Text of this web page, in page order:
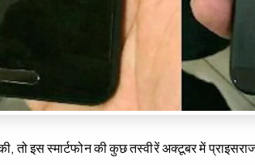
तो इस स्मार्टफोन की कुछ तस्वीरें अक्टूबर में